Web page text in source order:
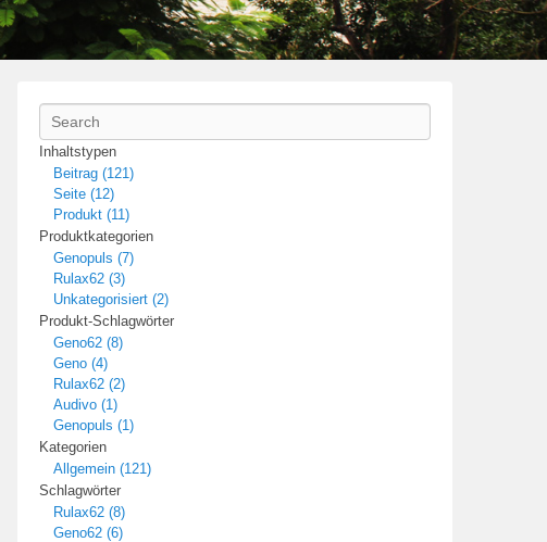
Search
Inhaltstypen
Beitrag (121)
Seite (12)
Produkt (11)
Produktkategorien
Genopuls (7)
Rulax62 (3)
Unkategorisiert (2)
Produkt-Schlagwörter
Geno62 (8)
Geno (4)
Rulax62 (2)
Audivo (1)
Genopuls (1)
Kategorien
Allgemein (121)
Schlagwörter
Rulax62 (8)
Geno62 (6)